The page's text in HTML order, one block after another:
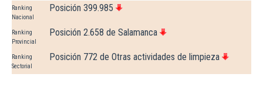
Ranking
Nacional
Posición 399.985
Ranking
Provincial
Posición 2.658 de Salamanca
Ranking
Sectorial
Posición 772 de Otras actividades de limpieza